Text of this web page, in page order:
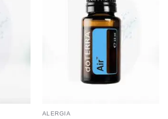
ALERGIA